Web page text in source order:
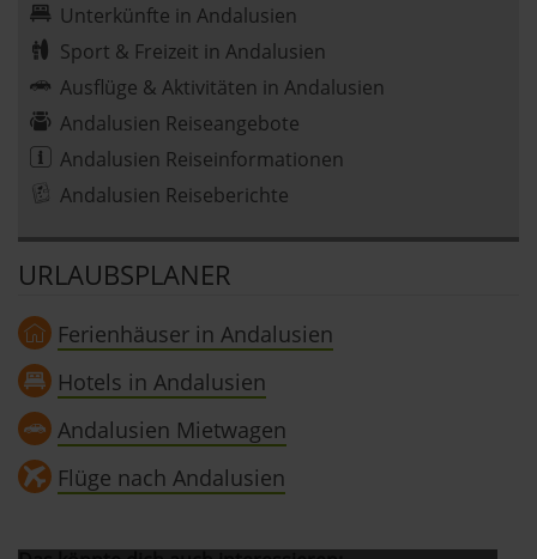
Unterkünfte in Andalusien
Sport & Freizeit in Andalusien
Ausflüge & Aktivitäten in Andalusien
Andalusien Reiseangebote
Andalusien Reiseinformationen
Andalusien Reiseberichte
URLAUBSPLANER
Ferienhäuser in Andalusien
Hotels in Andalusien
Andalusien Mietwagen
Flüge nach Andalusien